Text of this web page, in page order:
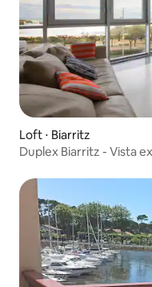
Loft ⋅ Biarritz
Duplex Biarritz - Vista